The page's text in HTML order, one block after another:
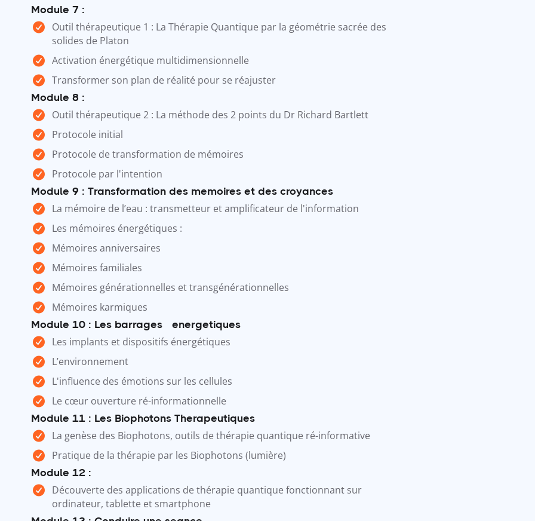
Module 7 :
Outil thérapeutique 1 : La Thérapie Quantique par la géométrie sacrée des
solides de Platon
Activation énergétique multidimensionnelle
Transformer son plan de réalité pour se réajuster
Module 8 :
Outil thérapeutique 2 : La méthode des 2 points du Dr Richard Bartlett
Protocole initial
Protocole de transformation de mémoires
Protocole par l'intention
Module 9 : Transformation des memoires et des croyances
La mémoire de l’eau : transmetteur et amplificateur de l'information
Les mémoires énergétiques :
Mémoires anniversaires
Mémoires familiales
Mémoires générationnelles et transgénérationnelles
Mémoires karmiques
Module 10 : Les barrages éenergetiques
Les implants et dispositifs énergétiques
L’environnement
L'influence des émotions sur les cellules
Le cœur ouverture ré-informationnelle
Module 11 : Les Biophotons Therapeutiques
La genèse des Biophotons, outils de thérapie quantique ré-informative
Pratique de la thérapie par les Biophotons (lumière)
Module 12 :
Découverte des applications de thérapie quantique fonctionnant sur
ordinateur, tablette et smartphone